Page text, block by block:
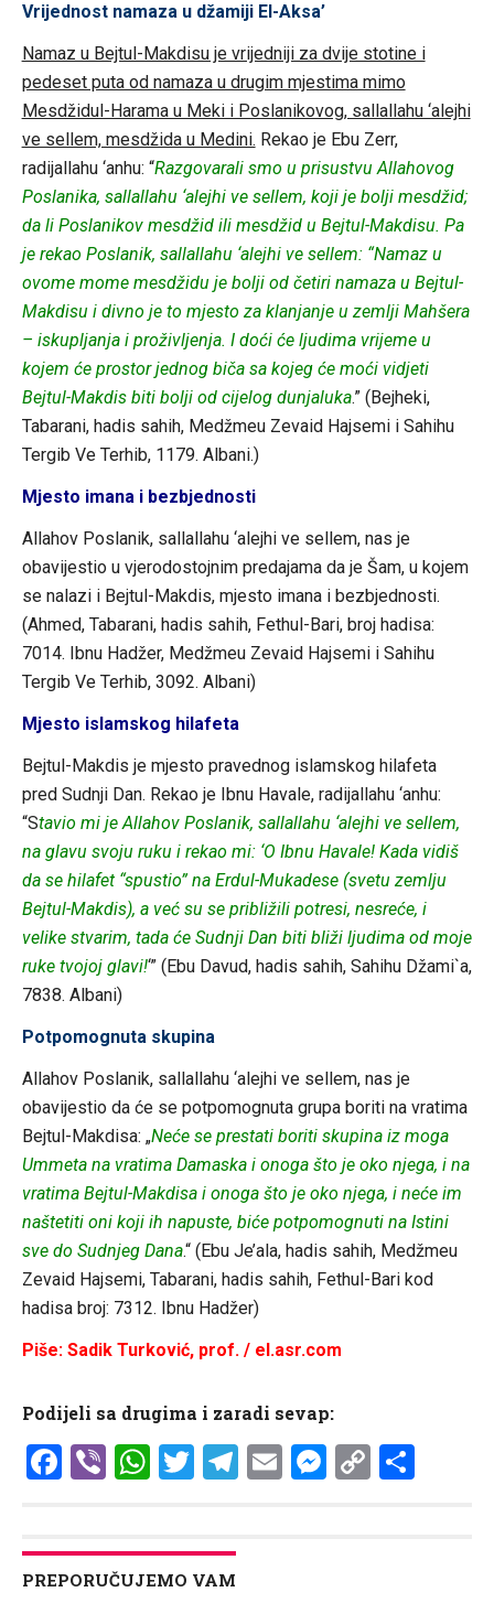
Vrijednost namaza u džamiji El-Aksa’
Namaz u Bejtul-Makdisu je vrijedniji za dvije stotine i
pedeset puta od namaza u drugim mjestima mimo
Mesdžidul-Harama u Meki i Poslanikovog, sallallahu ‘alejhi
ve sellem, mesdžida u Medini. Rekao je Ebu Zerr,
radijallahu ‘anhu: “Razgovarali smo u prisustvu Allahovog
Poslanika, sallallahu ‘alejhi ve sellem, koji je bolji mesdžid;
da li Poslanikov mesdžid ili mesdžid u Bejtul-Makdisu. Pa
je rekao Poslanik, sallallahu ‘alejhi ve sellem: “Namaz u
ovome mome mesdžidu je bolji od četiri namaza u Bejtul-
Makdisu i divno je to mjesto za klanjanje u zemlji Mahšera
– iskupljanja i proživljenja. I doći će ljudima vrijeme u
kojem će prostor jednog biča sa kojeg će moći vidjeti
Bejtul-Makdis biti bolji od cijelog dunjaluka.” (Bejheki,
Tabarani, hadis sahih, Medžmeu Zevaid Hajsemi i Sahihu
Tergib Ve Terhib, 1179. Albani.)
Mjesto imana i bezbjednosti
Allahov Poslanik, sallallahu ‘alejhi ve sellem, nas je
obavijestio u vjerodostojnim predajama da je Šam, u kojem
se nalazi i Bejtul-Makdis, mjesto imana i bezbjednosti.
(Ahmed, Tabarani, hadis sahih, Fethul-Bari, broj hadisa:
7014. Ibnu Hadžer, Medžmeu Zevaid Hajsemi i Sahihu
Tergib Ve Terhib, 3092. Albani)
Mjesto islamskog hilafeta
Bejtul-Makdis je mjesto pravednog islamskog hilafeta
pred Sudnji Dan. Rekao je Ibnu Havale, radijallahu ‘anhu:
“Stavio mi je Allahov Poslanik, sallallahu ‘alejhi ve sellem,
na glavu svoju ruku i rekao mi: ‘O Ibnu Havale! Kada vidiš
da se hilafet “spustio” na Erdul-Mukadese (svetu zemlju
Bejtul-Makdis), a već su se približili potresi, nesreće, i
velike stvarim, tada će Sudnji Dan biti bliži ljudima od moje
ruke tvojoj glavi!‘” (Ebu Davud, hadis sahih, Sahihu Džami`a,
7838. Albani)
Potpomognuta skupina
Allahov Poslanik, sallallahu ‘alejhi ve sellem, nas je
obavijestio da će se potpomognuta grupa boriti na vratima
Bejtul-Makdisa: „Neće se prestati boriti skupina iz moga
Ummeta na vratima Damaska i onoga što je oko njega, i na
vratima Bejtul-Makdisa i onoga što je oko njega, i neće im
naštetiti oni koji ih napuste, biće potpomognuti na Istini
sve do Sudnjeg Dana.“ (Ebu Je’ala, hadis sahih, Medžmeu
Zevaid Hajsemi, Tabarani, hadis sahih, Fethul-Bari kod
hadisa broj: 7312. Ibnu Hadžer)
Piše: Sadik Turković, prof. / el.asr.com
Podijeli sa drugima i zaradi sevap:
Facebook
ViberWhatsApp
Twitter
Telegram
EmailCopy
PREPORUČUJEMO VAM